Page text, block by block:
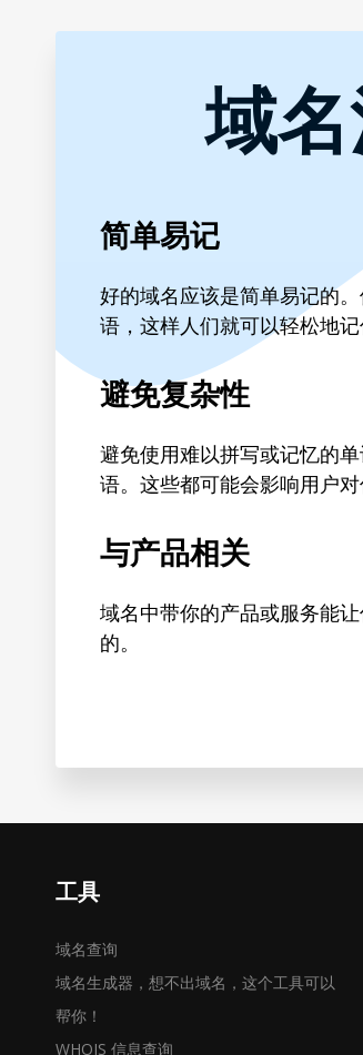
域
简单易记
好的域名应该是简单易记的
语，这样人们就可以轻松地记
避免复杂性
避免使用难以拼写或记忆的
语。这些都可能会影响用户对
与产品相关
域名中带你的产品或服务能
的。
工具
域名查询
域名生成器，想不出域名，这个工具可以
帮你！
WHOIS 信息查询